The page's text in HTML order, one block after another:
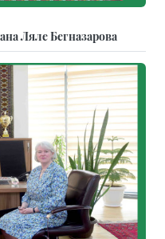
Ляле Бегназарова